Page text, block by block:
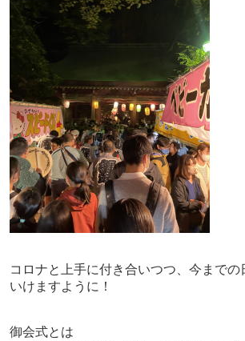
コロナと上手に付き合いつつ、今までの
いけますように！
御会式とは